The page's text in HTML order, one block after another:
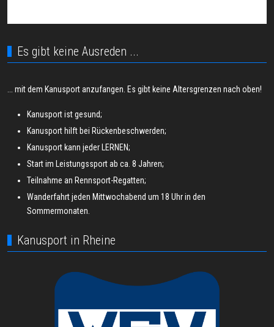
Es gibt keine Ausreden ...
... mit dem Kanusport anzufangen. Es gibt keine Altersgrenzen nach oben!
Kanusport ist gesund;
Kanusport hilft bei Rückenbeschwerden;
Kanusport kann jeder LERNEN;
Start im Leistungssport ab ca. 8 Jahren;
Teilnahme an Rennsport-Regatten;
Wanderfahrt jeden Mittwochabend um 18 Uhr in den
Sommermonaten.
Kanusport in Rheine